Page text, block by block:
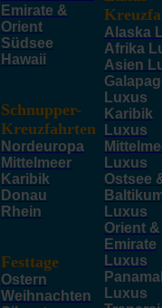
Emirate &
Orient
Südsee
Hawaii
Schnupper-
Kreuzfahrten
Nordeuropa
Mittelmeer
Karibik
Donau
Rhein
Festtage
Ostern
Weihnachten
Alaska
Afrika
Asien
Luxus
Karibik
Luxus
Luxus
Ostsee
Luxus
Orient &
Emirate
Luxus
Luxus